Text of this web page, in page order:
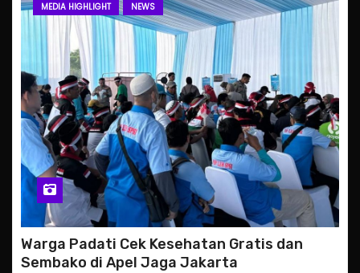
MEDIA HIGHLIGHT NEWS
Warga Padati Cek Kesehatan Gratis dan
Sembako di Apel Jaga Jakarta